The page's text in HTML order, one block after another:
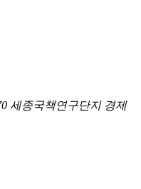
세종국책연구단지 경제